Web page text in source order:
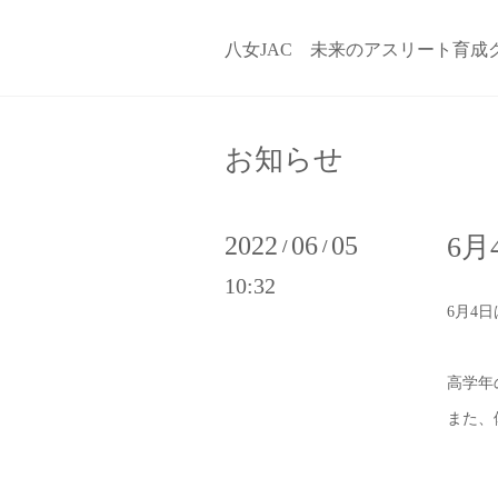
八女JAC 未来のアスリート育成
お知らせ
2022 / 06 / 05
10:32
6
6月4
高学年
また